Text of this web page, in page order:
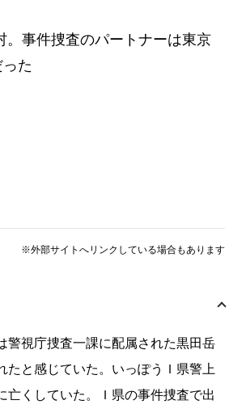
。事件捜査のパートナーは東京
た
※外部サイトへリンクしている場合もあります
警視庁捜査一課に配属された黒田岳
たと感じていた。いっぽうＩ県警上
亡くしていた。Ｉ県の事件捜査で出